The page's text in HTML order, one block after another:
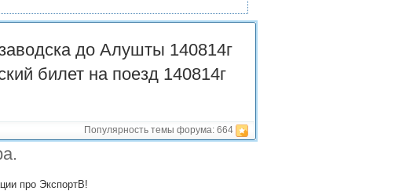
до Алушты 140814г
билет на поезд 140814г
Популярность темы форума: 664
про ЭкспортВ!